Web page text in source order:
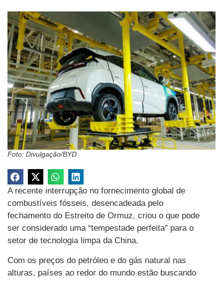
Foto: Divulgação/BYD
A recente interrupção no fornecimento global de
combustíveis fósseis, desencadeada pelo
fechamento do Estreito de Ormuz, criou o que pode
ser considerado uma “tempestade perfeita” para o
setor de tecnologia limpa da China.
Com os preços do petróleo e do gás natural nas
alturas, países ao redor do mundo estão buscando